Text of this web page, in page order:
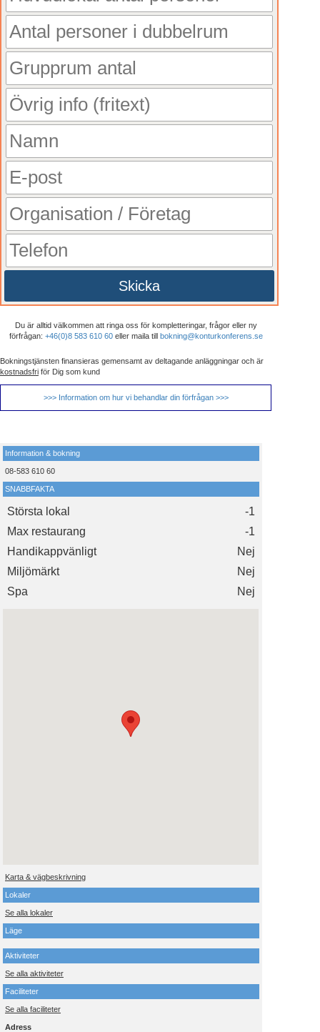
Skicka
Du är alltid välkommen att ringa oss för kompletteringar, frågor eller ny
förfrågan: +46(0)8 583 610 60eller maila till bokning@konturkonferens.se
Bokningstjänsten finansieras gemensamt av deltagande anläggningar och är
kostnadsfri för Dig som kund
>>> Information om hur vi behandlar din förfrågan >>>
Information & bokning
08-583 610 60
SNABBFAKTA
Största lokal
-1
Max restaurang
-1
Handikappvänligt
Nej
Miljömärkt
Nej
Spa
Nej
Karta & vägbeskrivning
Lokaler
Se alla lokaler
Läge
Aktiviteter
Se alla aktiviteter
Faciliteter
Se alla faciliteter
Adress